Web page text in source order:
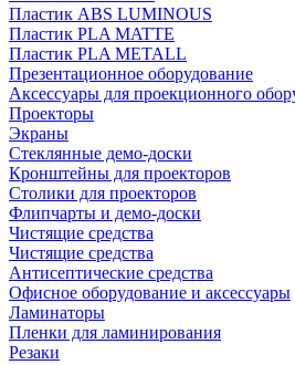
Пластик ABS LUMINOUS
Пластик PLA MATTE
Пластик PLA METALL
Презентационное оборудование
Аксессуары для проекционного
Проекторы
Экраны
Стеклянные демо-доски
Кронштейны для проекторов
Столики для проекторов
Флипчарты и демо-доски
Чистящие средства
Чистящие средства
Антисептические средства
Офисное оборудование и аксессуары
Ламинаторы
Пленки для ламинирования
Резаки